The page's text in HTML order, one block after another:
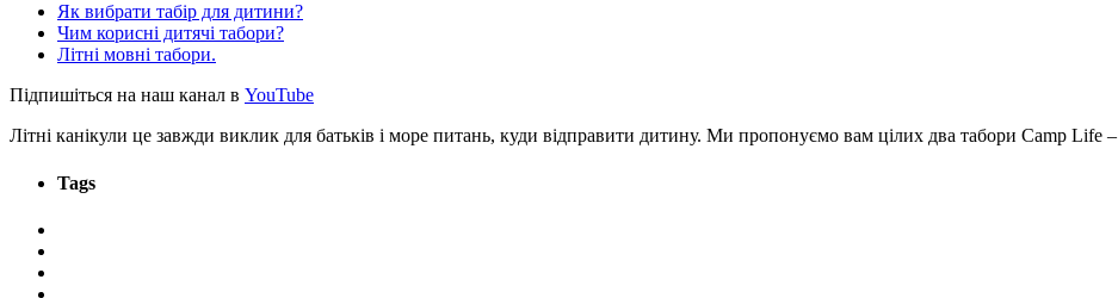
Як вибрати табір для дитини?
Чим корисні дитячі табори?
Літні мовні табори.
Підпишіться на наш канал в YouTube
Літні канікули це завжди виклик для батьків і море питань, куди відправити дитину. Ми пропонуємо вам цілих два табори Camp Life –
Tags